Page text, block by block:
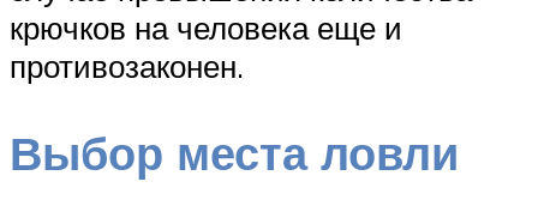
крючков на человека еще и
противозаконен.
Выбор места ловли